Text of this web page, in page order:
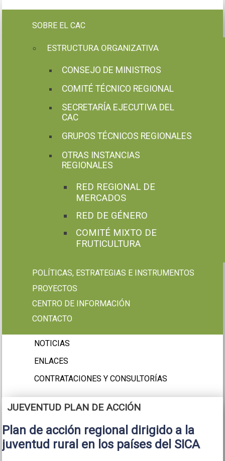
SOBRE EL CAC
ESTRUCTURA ORGANIZATIVA
CONSEJO DE MINISTROS
COMITÉ TÉCNICO REGIONAL
SECRETARÍA EJECUTIVA DEL
CAC
GRUPOS TÉCNICOS REGIONALES
OTRAS INSTANCIAS
REGIONALES
RED REGIONAL DE
MERCADOS
RED DE GÉNERO
COMITÉ MIXTO DE
FRUTICULTURA
POLÍTICAS, ESTRATEGIAS E INSTRUMENTOS
PROYECTOS
CENTRO DE INFORMACIÓN
CONTACTO
NOTICIAS
ENLACES
CONTRATACIONES Y CONSULTORÍAS
JUEVENTUD PLAN DE ACCIÓN
Plan de acción regional dirigido a la
juventud rural en los países del SICA